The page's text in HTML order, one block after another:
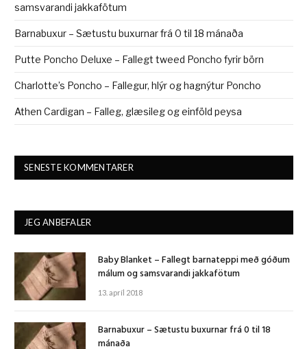
samsvarandi jakkafötum
Barnabuxur – Sætustu buxurnar frá 0 til 18 mánaða
Putte Poncho Deluxe – Fallegt tweed Poncho fyrir börn
Charlotte’s Poncho – Fallegur, hlýr og hagnýtur Poncho
Athen Cardigan – Falleg, glæsileg og einföld peysa
SENESTE KOMMENTARER
JEG ANBEFALER
Baby Blanket – Fallegt barnateppi með góðum
málum og samsvarandi jakkafötum
13. apríl 2018
Barnabuxur – Sætustu buxurnar frá 0 til 18
mánaða